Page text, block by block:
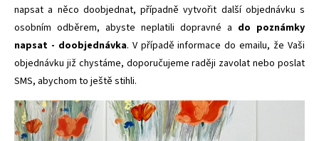
napsat a něco doobjednat, případně vytvořit další objednávku s
osobním odběrem, abyste neplatili dopravné a do poznámky
napsat - doobjednávka. V případě informace do emailu, že Vaši
objednávku již chystáme, doporučujeme raději zavolat nebo poslat
SMS, abychom to ještě stihli.